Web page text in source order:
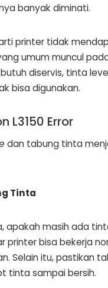
banyak diminati.
printer tidak
umum muncul
diservis, tinta
bisa digunakan.
L3150 Error
dan tabung tinta
Tinta
apakah masih ada
printer bisa bekerja
Selain itu, pastikan
tinta sampai bersih.